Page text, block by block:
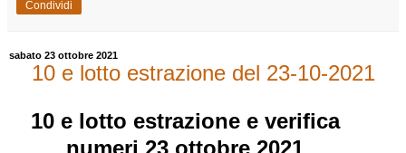
Condividi
sabato 23 ottobre 2021
10 e lotto estrazione del 23-10-2021
10 e lotto estrazione e verifica
numeri 23 ottobre 2021